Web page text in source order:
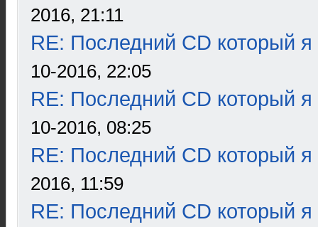
2016, 21:11
RE: Последний CD который я
10-2016, 22:05
RE: Последний CD который я
10-2016, 08:25
RE: Последний CD который я
2016, 11:59
RE: Последний CD который я